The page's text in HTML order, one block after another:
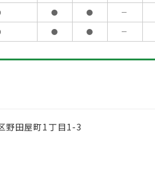
● ● －
● ● －
野田屋町1丁目1-3